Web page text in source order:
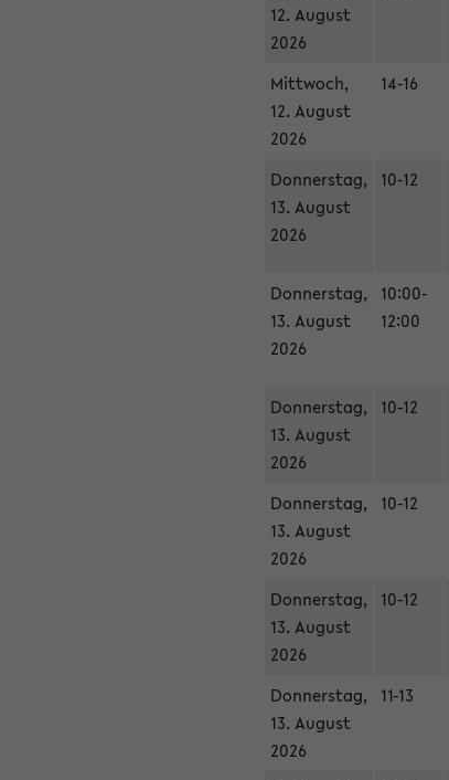
12. August
2026
Mittwoch,
12. August
2026
14-16
Donnerstag,
13. August
2026
10-12
Donnerstag,
13. August
2026
10:00-
12:00
Donnerstag,
13. August
2026
10-12
Donnerstag,
13. August
2026
10-12
Donnerstag,
13. August
2026
10-12
Donnerstag,
13. August
2026
11-13